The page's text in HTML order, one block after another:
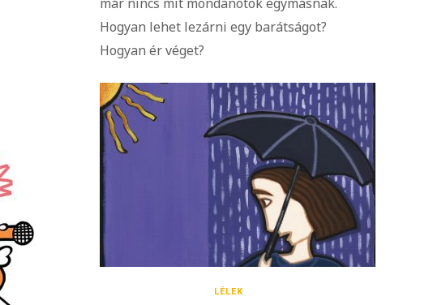
Hogyan lehet lezárni egy barátságot?
Hogyan ér véget?
LÉLEK